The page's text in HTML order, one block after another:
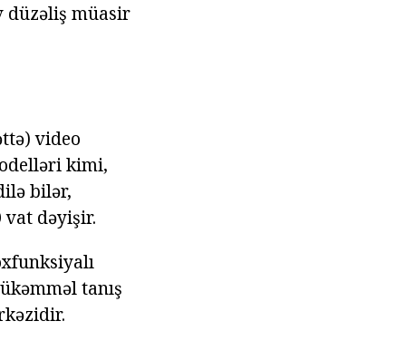
düzəliş müasir
video
kimi,
bilər,
vat dəyişir.
tanış